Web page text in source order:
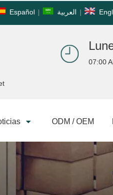
Español | العربية |
07:00
ODM / OEM